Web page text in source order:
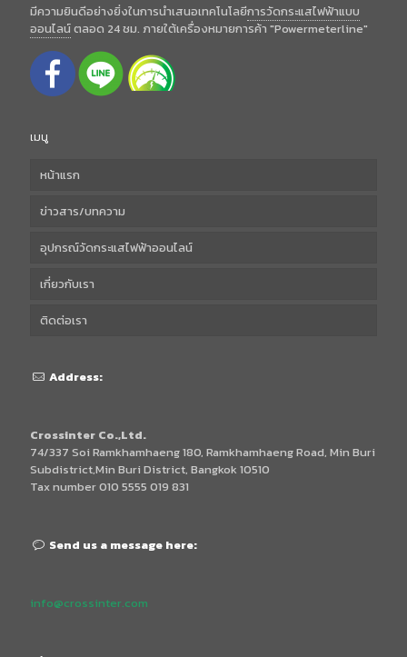
มีความยินดีอย่างยิ่งในการนำเสนอเทคโนโลยีการวัดกระแสไฟฟ้าแบบ
ออนไลน์ตลอด 24 ชม. ภายใต้เครื่องหมายการค้า "Powermeterline"
เมนู
หน้าแรก
ข่าวสาร/บทความ
อุปกรณ์วัดกระแสไฟฟ้าออนไลน์
เกี่ยวกับเรา
ติดต่อเรา
Address:
Crossinter Co.,Ltd.
74/337 Soi Ramkhamhaeng 180, Ramkhamhaeng Road, Min Buri
Subdistrict,Min Buri District, Bangkok 10510
Tax number 010 5555 019 831
Send us a message here:
info@crossinter.com